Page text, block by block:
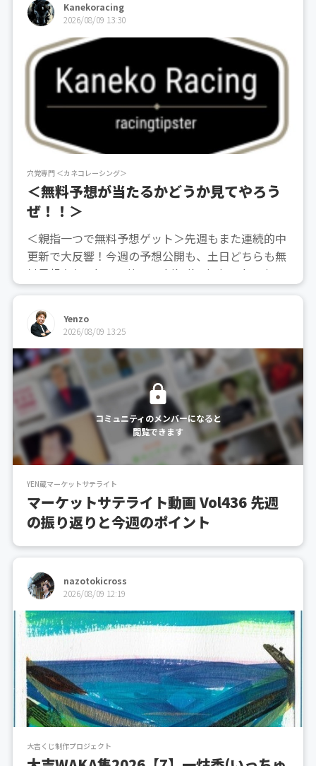
Kanekoracing
2026/08/09 13:30
穴党専門 ＜カネコレーシング＞
＜無料予想が当たるかどうか見てやろう
ぜ！！＞
＜親指一つで無料予想ゲット＞先週もまた連続的中
更新で大反響！今週の予想公開も、土日どちらも無
料予想あり！https://oyayubikeiba.jp/?code=yjpr
m_ift01無料予想だからといって手抜きは一切あり
ませんので、是非ともご覧ください！
Yenzo
2026/08/09 13:25
コミュニティのメンバーになると
閲覧できます
YEN蔵マーケットサテライト
マーケットサテライト動画 Vol436 先週
の振り返りと今週のポイント
nazotokicross
2026/08/09 12:19
大吉くじ制作プロジェクト